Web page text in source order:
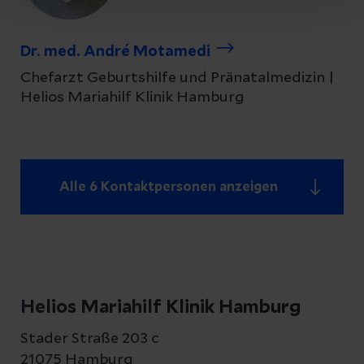
Dr. med. André Motamedi
Chefarzt Geburtshilfe und Pränatalmedizin |
Helios Mariahilf Klinik Hamburg
Alle 6 Kontaktpersonen anzeigen
Helios Mariahilf Klinik Hamburg
Stader Straße 203 c
21075 Hamburg